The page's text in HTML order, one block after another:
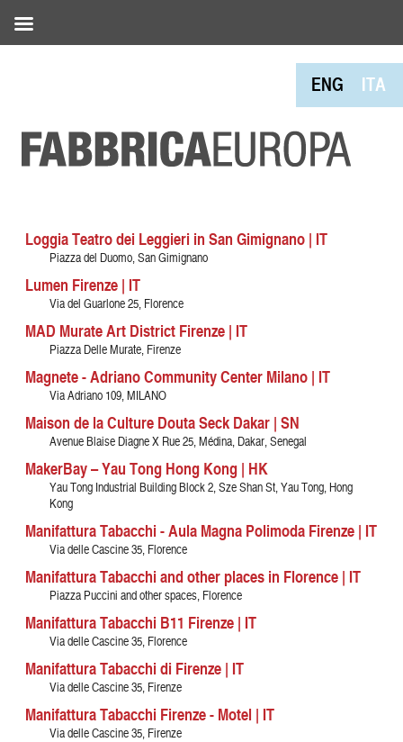
ENG ITA
Loggia Teatro dei Leggieri in San Gimignano | IT
Piazza del Duomo, San Gimignano
Lumen Firenze | IT
Via del Guarlone 25, Florence
MAD Murate Art District Firenze | IT
Piazza Delle Murate, Firenze
Magnete - Adriano Community Center Milano | IT
Via Adriano 109, MILANO
Maison de la Culture Douta Seck Dakar | SN
Avenue Blaise Diagne X Rue 25, Médina, Dakar, Senegal
MakerBay – Yau Tong Hong Kong | HK
Yau Tong Industrial Building Block 2, Sze Shan St, Yau Tong, Hong
Kong
Manifattura Tabacchi - Aula Magna Polimoda Firenze | IT
Via delle Cascine 35, Florence
Manifattura Tabacchi and other places in Florence | IT
Piazza Puccini and other spaces, Florence
Manifattura Tabacchi B11 Firenze | IT
Via delle Cascine 35, Florence
Manifattura Tabacchi di Firenze | IT
Via delle Cascine 35, Firenze
Manifattura Tabacchi Firenze - Motel | IT
Via delle Cascine 35, Firenze